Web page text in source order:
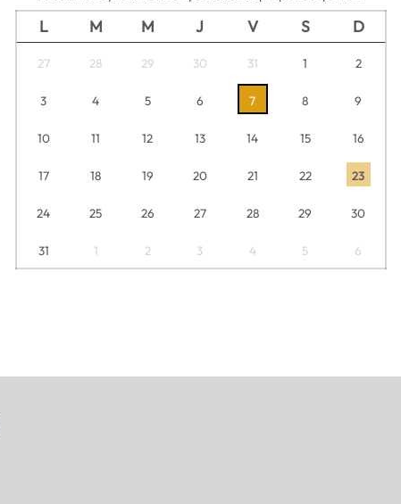
L M M J V S D
27 28 29 30 31 1 2
3 4 5 6 7 8 9
10 11 12 13 14 15 16
17 18 19 20 21 22 23
24 25 26 27 28 29 30
31 1 2 3 4 5 6